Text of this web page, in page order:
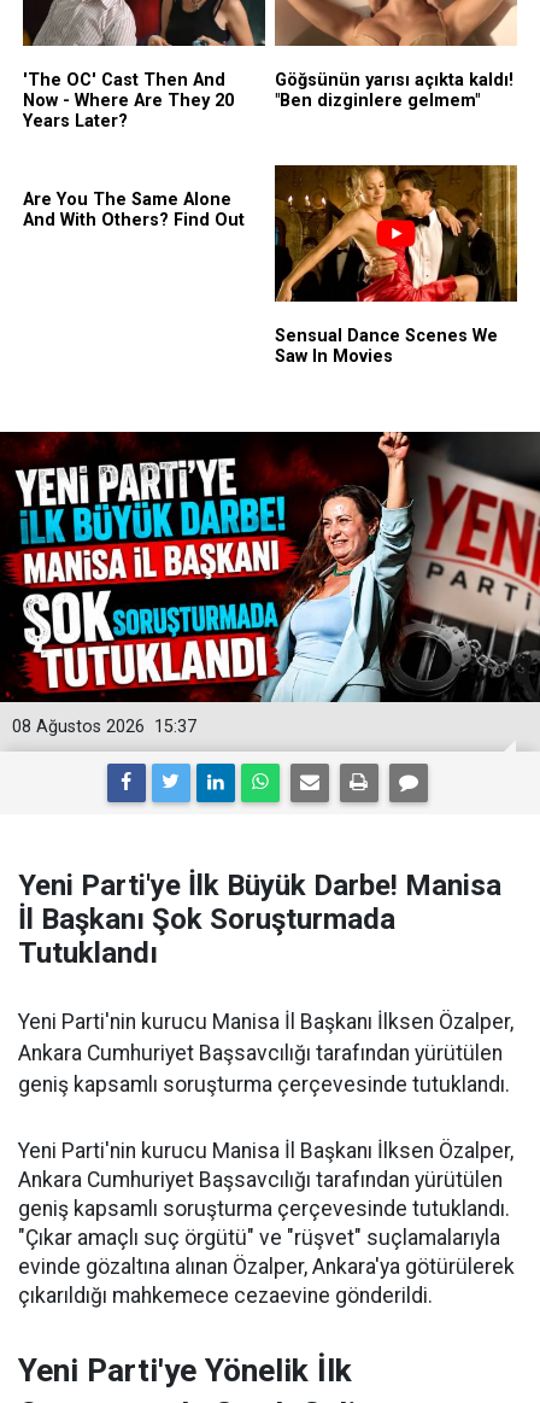
15:37
08 Ağustos 2026
Yeni Parti'ye İlk Büyük Darbe! Manisa
İl Başkanı Şok Soruşturmada
Tutuklandı
Yeni Parti'nin kurucu Manisa İl Başkanı İlksen Özalper,
Ankara Cumhuriyet Başsavcılığı tarafından yürütülen
geniş kapsamlı soruşturma çerçevesinde tutuklandı.
Yeni Parti'nin kurucu Manisa İl Başkanı İlksen Özalper,
Ankara Cumhuriyet Başsavcılığı tarafından yürütülen
geniş kapsamlı soruşturma çerçevesinde tutuklandı.
"Çıkar amaçlı suç örgütü" ve "rüşvet" suçlamalarıyla
evinde gözaltına alınan Özalper, Ankara'ya götürülerek
çıkarıldığı mahkemece cezaevine gönderildi.
Yeni Parti'ye Yönelik İlk